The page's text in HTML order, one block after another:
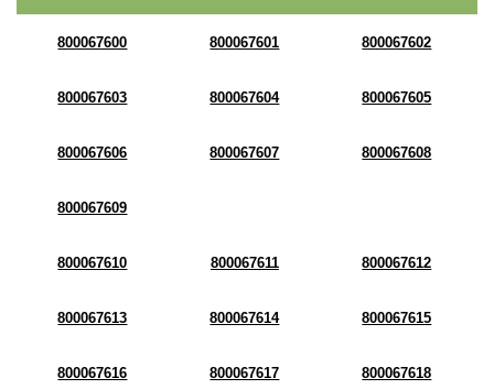
800067600 800067601 800067602
800067603 800067604 800067605
800067606 800067607 800067608
800067609
800067610 800067611 800067612
800067613 800067614 800067615
800067616 800067617 800067618